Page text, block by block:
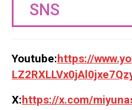
SNS
Youtube:https://
X:https://x.com/